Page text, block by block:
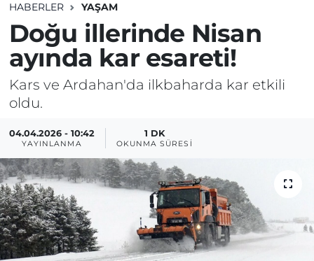
HABERLER YAŞAM
Doğu illerinde Nisan
ayında kar esareti!
Kars ve Ardahan'da ilkbaharda kar etkili
oldu.
04.04.2026 - 10:42
YAYINLANMA
1 DK
OKUNMA SÜRESI
DÜNYA
EĞİTİM
ÖZEL HABER
Süper Lig Puan Durumu ve Fikstür
Tüm Manşetler
Son Dakika Haberleri
Haber Arşivi